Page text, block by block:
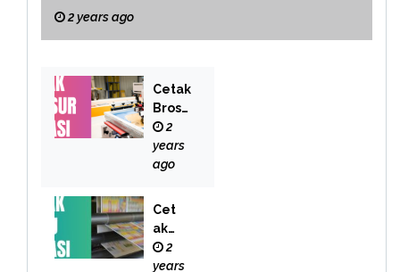
2 years ago
Cetak
Brosu
r
Bekas
i
2
years
ago
Cet
ak
Buk
u
2
years